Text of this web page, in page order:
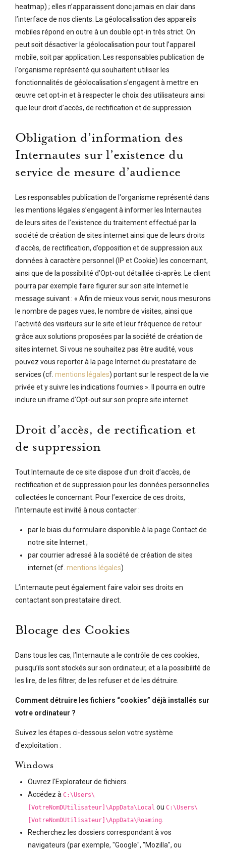
heatmap) ; elles n’apparaissent donc jamais en clair dans
l’interface de nos clients. La géolocalisation des appareils
mobiles répond en outre à un double opt-in très strict. On
peut soit désactiver la géolocalisation pour tout l’appareil
mobile, soit par application. Les responsables publication de
l'organisme représenté qui souhaitent utiliser les
fonctionnalités de géolocalisation s’engagent à mettre en
œuvre cet opt-in et à respecter le choix des utilisateurs ainsi
que leur droit d’accès, de rectification et de suppression.
Obligation d’information des
Internautes sur l’existence du
service de mesure d’audience
Les responsables publication de l'organisme représenté dans
les mentions légales s’engagent à informer les Internautes
de leurs sites de l’existence du traitement effectué par la
société de création de sites internet ainsi que de leurs droits
d’accès, de rectification, d’opposition et de suppression aux
données à caractère personnel (IP et Cookie) les concernant,
ainsi que de la possibilité d’Opt-out détaillée ci-après. Le client
pourra par exemple faire figurer sur son site Internet le
message suivant : « Afin de mieux vous servir, nous mesurons
le nombre de pages vues, le nombre de visites, ainsi que
l’activité des visiteurs sur le site et leur fréquence de retour
grâce aux solutions proposées par la société de création de
sites internet. Si vous ne souhaitez pas être audité, vous
pouvez vous reporter à la page Internet du prestataire de
services (cf. mentions légales) portant sur le respect de la vie
privée et y suivre les indications fournies ». Il pourra en outre
inclure un iframe d’Opt-out sur son propre site internet.
Droit d’accès, de rectification et
de suppression
Tout Internaute de ce site dispose d’un droit d’accès, de
rectification et de suppression pour les données personnelles
collectées le concernant. Pour l’exercice de ces droits,
l’Internaute est invité à nous contacter :
par le biais du formulaire disponible à la page Contact de
notre site Internet ;
par courrier adressé à la société de création de sites
internet (cf.mentions légales)
L’internaute peut également faire valoir ses droits en
contactant son prestataire direct.
Blocage des Cookies
Dans tous les cas, l’Internaute a le contrôle de ces cookies,
puisqu’ils sont stockés sur son ordinateur, et a la possibilité de
les lire, de les filtrer, de les refuser et de les détruire.
Comment détruire les fichiers “cookies” déjà installés sur
votre ordinateur ?
Suivez les étapes ci-dessous selon votre système
d'exploitation :
Windows
Ouvrez l'Explorateur de fichiers.
Accédez àC:\Users\
[VotreNomDUtilisateur]\AppData\Local ouC:\Users\
[VotreNomDUtilisateur]\AppData\Roaming.
Recherchez les dossiers correspondant à vos
navigateurs (par exemple, "Google", "Mozilla", ou